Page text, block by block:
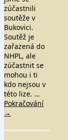
zúčastnili
soutěže v
Bukovici.
Soutěž je
zařazená do
NHPL, ale
zúčastnit se
mohou i ti
kdo nejsou v
této lize. …
Pokračování
→